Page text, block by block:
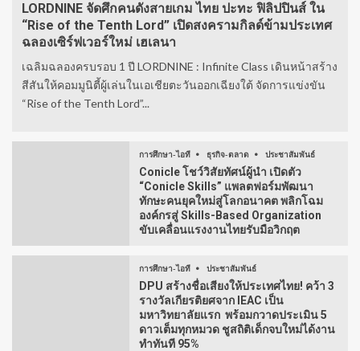
LORDNINE จัดศึกคนดังสายเกม ไทย ปะทะ ฟิลิปปินส์ ใน
“Rise of the Tenth Lord” เปิดสงครามกิลด์ข้ามประเทศ
ฉลองเซิร์ฟเวอร์ใหม่ เฮเลนา
เฉลิมฉลองครบรอบ 1 ปี LORDNINE : Infinite Class เดินหน้าสร้าง
สีสันให้คอมมูนิตี้ผู้เล่นในเอเชียตะวันออกเฉียงใต้ จัดการแข่งขัน
“Rise of the Tenth Lord”...
การศึกษา-ไอที ธุรกิจ-ตลาด ประชาสัมพันธ์
Conicle โชว์วิสัยทัศน์ผู้นำ เปิดตัว
“Conicle Skills” แพลตฟอร์มพัฒนา
ทักษะคนยุคใหม่สู่โลกอนาคต พลิกโฉม
องค์กรสู่ Skills-Based Organization
ขับเคลื่อนแรงงานไทยรับมือวิกฤต
การศึกษา-ไอที ประชาสัมพันธ์
DPU สร้างชื่อเสียงให้ประเทศไทย! คว้า 3
รางวัลเกียรติยศจาก IEAC เป็น
มหาวิทยาลัยแรก พร้อมกวาดประเมิน 5
ดาวเต็มทุกหมวด ชูสถิติเด็กจบใหม่ได้งาน
ทำทันที 95%